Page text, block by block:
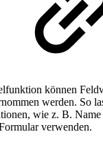
können
werden. So
wie z. B. Name
verwenden.